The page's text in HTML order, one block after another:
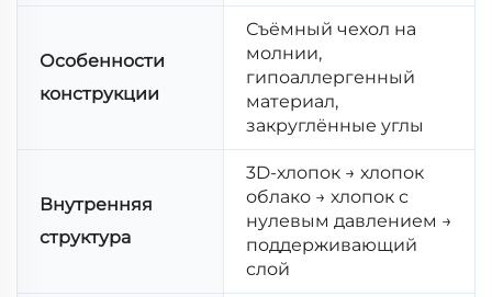
Особенности
конструкции
Съёмный чехол на
молнии,
гипоаллергенный
материал,
закруглённые углы
Внутренняя
структура
3D-хлопок → хлопок
облако → хлопок с
нулевым давлением →
поддерживающий
слой